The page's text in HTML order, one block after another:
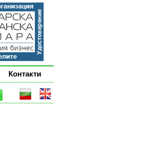
Контакти